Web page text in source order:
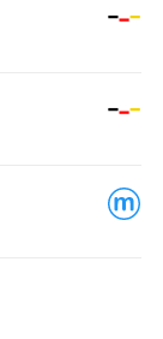
00:00-24:00